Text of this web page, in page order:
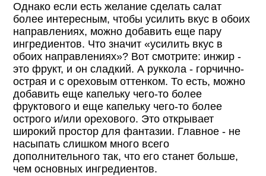
Однако если есть желание сделать салат
более интересным, чтобы усилить вкус в обоих
направлениях, можно добавить еще пару
ингредиентов. Что значит «усилить вкус в
обоих направлениях»? Вот смотрите: инжир -
это фрукт, и он сладкий. А руккола - горчично-
острая и с ореховым оттенком. То есть, можно
добавить еще капельку чего-то более
фруктового и еще капельку чего-то более
острого и/или орехового. Это открывает
широкий простор для фантазии. Главное - не
насыпать слишком много всего
дополнительного так, что его станет больше,
чем основных ингредиентов.